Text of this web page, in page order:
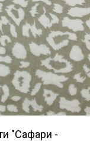
"Сафари -